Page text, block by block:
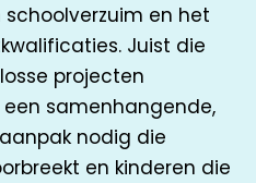
en het
Juist die
projecten
samenhangende,
nodig die
en kinderen die